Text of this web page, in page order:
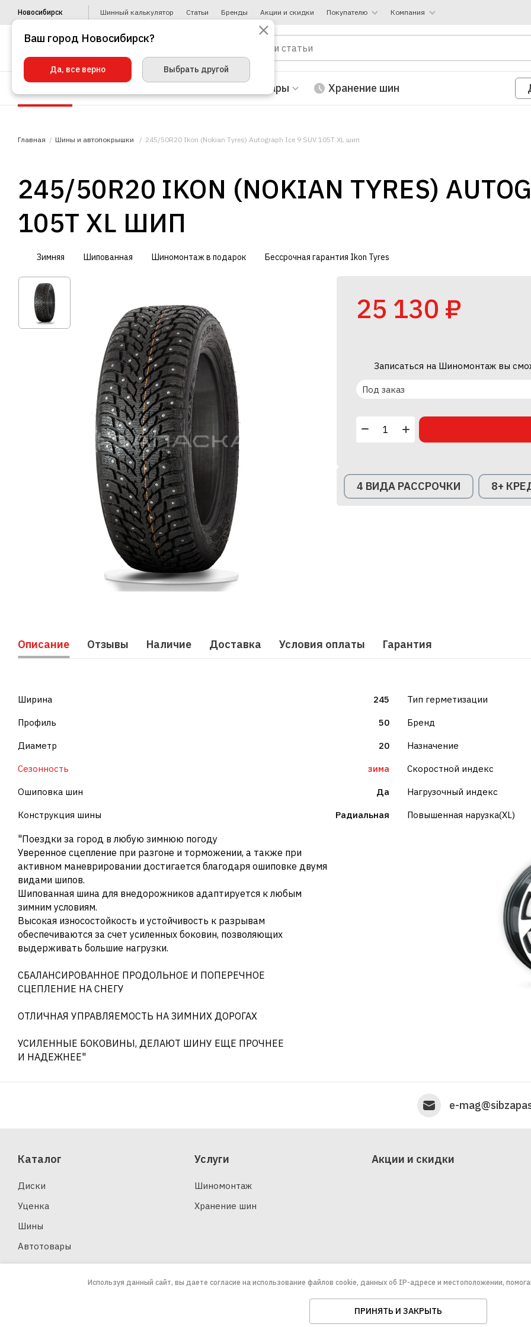
Новосибирск Шинный калькулятор Статьи Бренды Акции и скидки Покупателю Компания
Автотовары Хранение шин
Главная Шины и автопокрышки 245/50R20 Ikon (Nokian Tyres) Autograph Ice 9 SUV 105T XL шип
245/50R20 IKON (NOKIAN TYRES)
105T XL ШИП
Зимняя Шипованная Шиномонтаж в подарок Бессрочная гарантия Ikon Tyres
25 130 ₽
Записаться на Шиномонтаж вы
Под заказ
4 ВИДА РАССРОЧКИ 8+
Описание Отзывы Наличие Доставка Условия оплаты Гарантия
Ширина 245
Профиль 50
Диаметр 20
Сезонность зима
Ошиповка шин Да
Конструкция шины Радиальная
Тип герметизации
Бренд
Назначение
Скоростной индекс
Нагрузочный индекс
Повышенная нарузка(XL)
"Поездки за город в любую зимнюю погоду
Уверенное сцепление при разгоне и торможении, а также при
активном маневрировании достигается благодаря ошиповке двумя
видами шипов.
Шипованная шина для внедорожников адаптируется к любым
зимним условиям.
Высокая износостойкость и устойчивость к разрывам
обеспечиваются за счет усиленных боковин, позволяющих
выдерживать большие нагрузки.
СБАЛАНСИРОВАННОЕ ПРОДОЛЬНОЕ И ПОПЕРЕЧНОЕ
СЦЕПЛЕНИЕ НА СНЕГУ
ОТЛИЧНАЯ УПРАВЛЯЕМОСТЬ НА ЗИМНИХ ДОРОГАХ
УСИЛЕННЫЕ БОКОВИНЫ, ДЕЛАЮТ ШИНУ ЕЩЕ ПРОЧНЕЕ
И НАДЕЖНЕЕ"
e-
Каталог
Диски
Уценка
Шины
Автотовары
Услуги
Шиномонтаж
Хранение шин
Акции и скидки
Ваш город Новосибирск?
Да, все верно Выбрать другой
Используя данный сайт, вы даете согласие на использование файлов cookie, данных об IP-адресе и местоположении,
ПРИНЯТЬ И ЗАКРЫТЬ